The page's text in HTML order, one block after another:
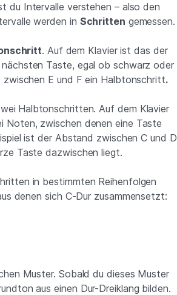
du Intervalle verstehen – also den
werden in Schritten gemessen.
. Auf dem Klavier ist das der
Taste, egal ob schwarz oder
E und F ein Halbtonschritt.
Halbtonschritten. Auf dem Klavier
zwischen denen eine Taste
ist der Abstand zwischen C und D
Taste dazwischen liegt.
in bestimmten Reihenfolgen
denen sich C-Dur zusammensetzt:
Muster. Sobald du dieses Muster
aus einen Dur-Dreiklang bilden.